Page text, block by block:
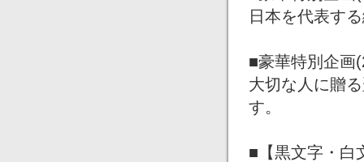
日本を代表す
■豪華特別企
大切な人に贈
す。
■【黒文字・白